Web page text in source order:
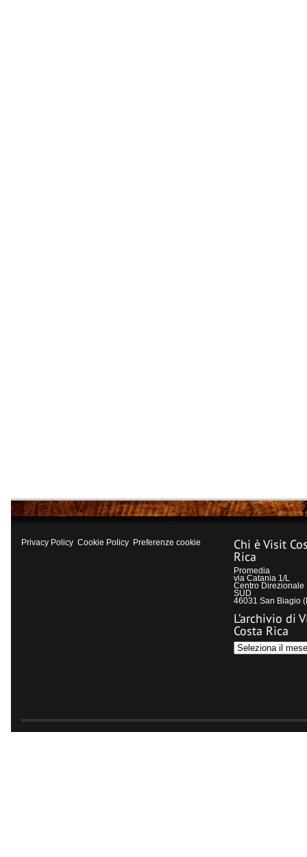
Privacy Policy Cookie Policy Preferenze cookie Chi è Visit
Rica
Promedia
via Catania 1/L
Centro Direzionale
SUD
46031 San Biagio
L’archivio di
Costa Rica
L’archivio
di